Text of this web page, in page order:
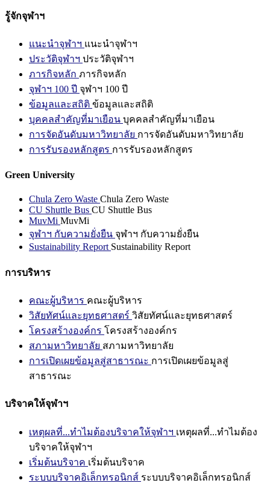
รู้จักจุฬาฯ
แนะนำจุฬาฯ แนะนำจุฬาฯ
ประวัติจุฬาฯ ประวัติจุฬาฯ
ภารกิจหลัก ภารกิจหลัก
จุฬาฯ 100 ปี จุฬาฯ 100 ปี
ข้อมูลและสถิติ ข้อมูลและสถิติ
บุคคลสำคัญที่มาเยือน บุคคลสำคัญที่มาเยือน
การจัดอันดับมหาวิทยาลัย การจัดอันดับมหาวิทยาลัย
การรับรองหลักสูตร การรับรองหลักสูตร
Green University
Chula Zero Waste Chula Zero Waste
CU Shuttle Bus CU Shuttle Bus
MuvMi MuvMi
จุฬาฯ กับความยั่งยืน จุฬาฯ กับความยั่งยืน
Sustainability Report Sustainability Report
การบริหาร
คณะผู้บริหาร คณะผู้บริหาร
วิสัยทัศน์และยุทธศาสตร์ วิสัยทัศน์และยุทธศาสตร์
โครงสร้างองค์กร โครงสร้างองค์กร
สภามหาวิทยาลัย สภามหาวิทยาลัย
การเปิดเผยข้อมูลสู่สาธารณะ การเปิดเผยข้อมูลสู่
สาธารณะ
บริจาคให้จุฬาฯ
เหตุผลที่...ทำไมต้องบริจาคให้จุฬาฯ เหตุผลที่...ทำไมต้อง
บริจาคให้จุฬาฯ
เริ่มต้นบริจาค เริ่มต้นบริจาค
ระบบบริจาคอิเล็กทรอนิกส์ ระบบบริจาคอิเล็กทรอนิกส์